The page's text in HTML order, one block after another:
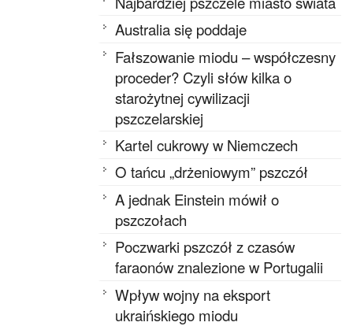
Australia się poddaje
Fałszowanie miodu – współczesny
proceder? Czyli słów kilka o
starożytnej cywilizacji
pszczelarskiej
Kartel cukrowy w Niemczech
O tańcu „drżeniowym” pszczół
A jednak Einstein mówił o
pszczołach
Poczwarki pszczół z czasów
faraonów znalezione w Portugalii
Wpływ wojny na eksport
ukraińskiego miodu